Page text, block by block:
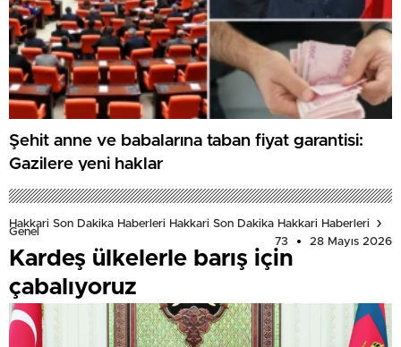
Şehit anne ve babalarına taban fiyat garantisi:
Gazilere yeni haklar
Hakkari Son Dakika Haberleri Hakkari Son Dakika Hakkari Haberleri
Genel
73
28 Mayıs 2026
Kardeş ülkelerle barış için
çabalıyoruz